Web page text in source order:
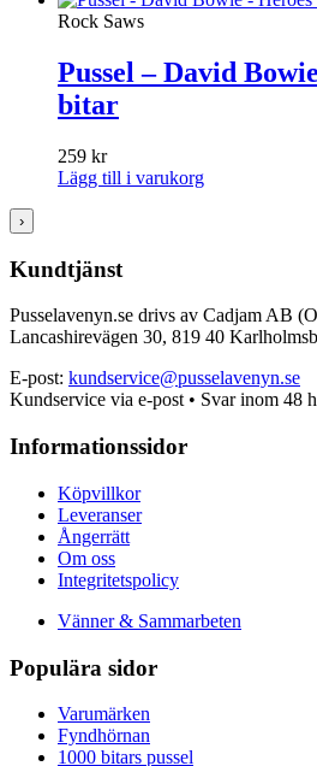
Rock Saws
Pussel – David
bitar
259 kr
Lägg till i varukorg
›
Kundtjänst
Pusselavenyn.se drivs av Cadjam AB
Lancashirevägen 30, 819 40
E-post: kundservice@pusselavenyn.se
Kundservice via e-post • Svar inom 48
Informationssidor
Köpvillkor
Leveranser
Ångerrätt
Om oss
Integritetspolicy
Vänner & Sammarbeten
Populära sidor
Varumärken
Fyndhörnan
1000 bitars pussel